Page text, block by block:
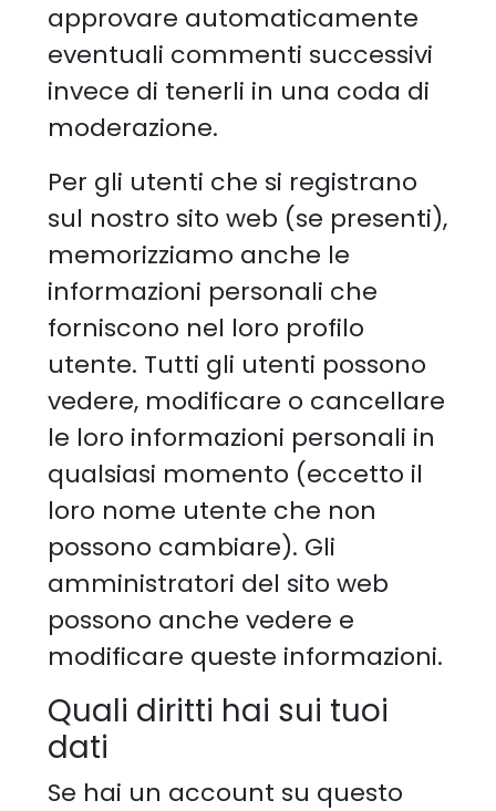
approvare automaticamente
eventuali commenti successivi
invece di tenerli in una coda di
moderazione.
Per gli utenti che si registrano
sul nostro sito web (se presenti),
memorizziamo anche le
informazioni personali che
forniscono nel loro profilo
utente. Tutti gli utenti possono
vedere, modificare o cancellare
le loro informazioni personali in
qualsiasi momento (eccetto il
loro nome utente che non
possono cambiare). Gli
amministratori del sito web
possono anche vedere e
modificare queste informazioni.
Quali diritti hai sui tuoi
dati
Se hai un account su questo